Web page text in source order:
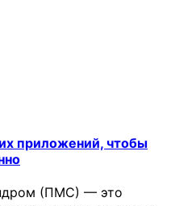
приложений, чтобы
(ПМС) — это